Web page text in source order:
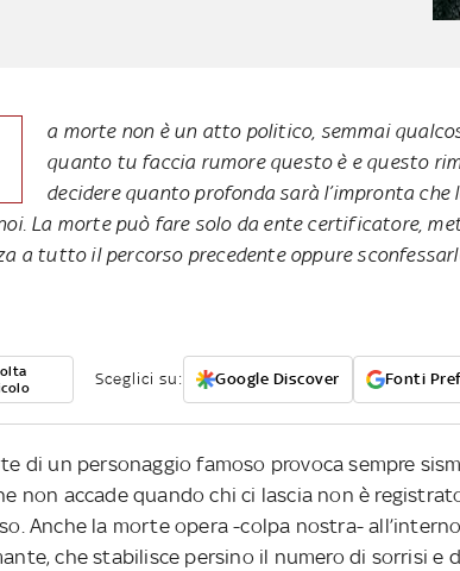
a morte non è un atto politico, semmai
quanto tu faccia rumore questo è e questo
decidere quanto profonda sarà l’impronta
La morte può fare solo da ente certificatore,
a tutto il percorso precedente oppure
Sceglici su: Google Discover Fonti
di un personaggio famoso provoca sempre
non accade quando chi ci lascia non è
Anche la morte opera -colpa nostra-
che stabilisce persino il numero di sorrisi e